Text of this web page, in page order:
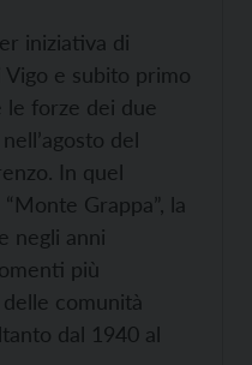
iniziativa di
Vigo e subito primo
le forze dei due
del
In quel
Grappa”, la
negli anni
più
comunità
dal 1940 al